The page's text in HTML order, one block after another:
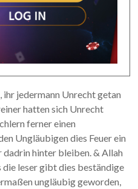
jedermann Unrecht getan
hatten sich Unrecht
ferner einen
Ungläubigen dies Feuer ein
hinter bleiben. & Allah
leser gibt dies beständige
ungläubig geworden,